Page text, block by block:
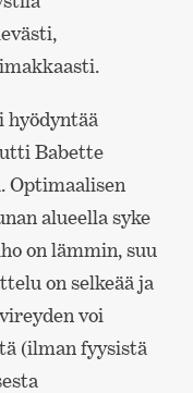
hyödyntää
Babette
Optimaalisen
alueella syke
on lämmin, suu
on selkeää ja
voi
(ilman fyysistä